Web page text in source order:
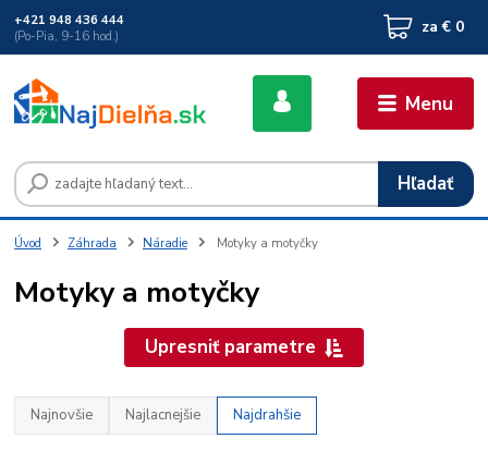
Menu
Hľadať
+421 948 436 444
(Po-Pia, 9-16 hod.)
za € 0
Úvod Záhrada Náradie Motyky a motyčky
Motyky a motyčky
Upresniť parametre
Najnovšie Najlacnejšie Najdrahšie